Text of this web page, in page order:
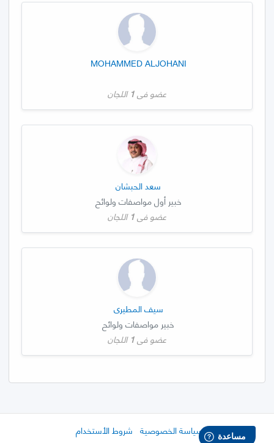
MOHAMMED ALJOHANI
عضو في1 اللجان
سعد الحبشان
خبير أول مواصفات ولوائح
عضو في1 اللجان
سيف المطيري
خبير مواصفات ولوائح
عضو في1 اللجان
سياسة الخصوصية شروط الأستخدام